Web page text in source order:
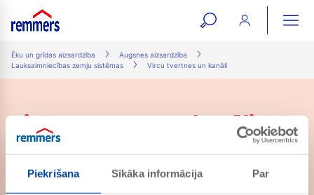
Piekrišana Sīkāka informācija Par
open
search
form
Ēku un grīdas aizsardzība
Augsnes aizsardzība
Lauksaimniecības zemju sistēmas
Vircu tvertnes un kanāli
Vircu tvertnes un kanāli
Atrasti 1 produkti